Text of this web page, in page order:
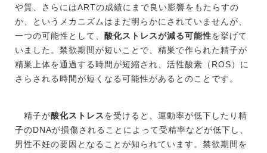
や質、さらにはARTの成績にまで良い影響をもたらすの
か、というメカニズムはまだ明らかにされていませんが、
一つの可能性として、 酸化ストレスが減る可能性を挙げて
いました。禁欲期間が短いことで、精巣で作られた精子が
精巣上体を通過する時間が短縮され、活性酸素（ROS）に
さらされる時間が短くなる可能性があるとのことです。
精子が酸化ストレスを受けると、運動率が低下したり精
子のDNAが損傷されることによって受精率などが低下し、
男性不妊の要因となることが知られています。禁欲期間を